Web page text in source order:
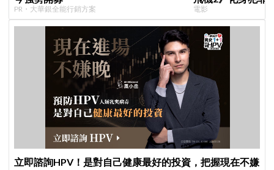
PR・大華銀全能行銷方案 電影
立即諮詢HPV！是對自己健康最好的投資，把握現在不嫌